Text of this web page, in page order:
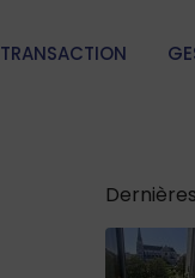
TRANSACTION